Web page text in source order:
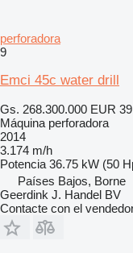
perforadora
9
Emci 45c water drill
Gs. 268.300.000 EUR
Máquina perforadora
2014
3.174 m/h
Potencia 36.75 kW (50
Países Bajos, Borne
Geerdink J. Handel BV
Contacte con el